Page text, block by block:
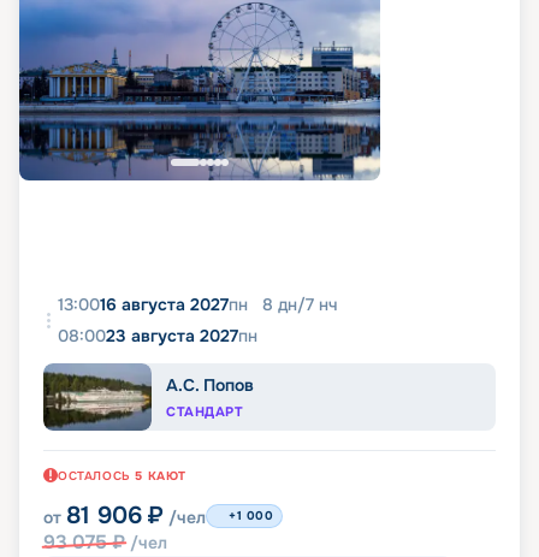
13:0016 августа 2027пн 8 дн/7 нч
08:0023 августа 2027пн
А.С. Попов
СТАНДАРТ
ОСТАЛОСЬ 5 КАЮТ
от 81 906 ₽ /чел
93 075₽ /чел
+1 000